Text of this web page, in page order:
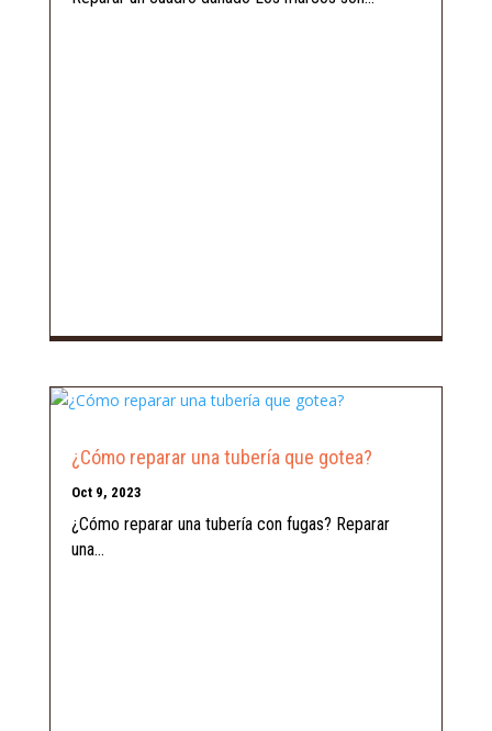
¿Cómo reparar una tubería que gotea?
Oct 9, 2023
¿Cómo reparar una tubería con fugas? Reparar
una...